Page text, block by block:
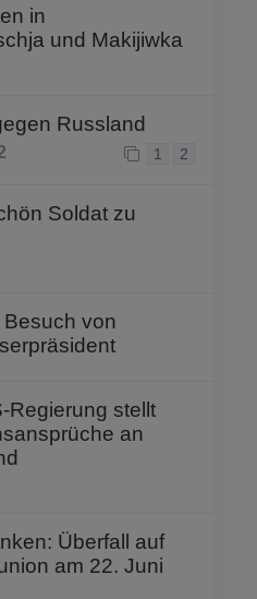
in
und Makijiwka
Russland
1 2
Soldat zu
von
Regierung stellt
an
Überfall auf
am 22. Juni